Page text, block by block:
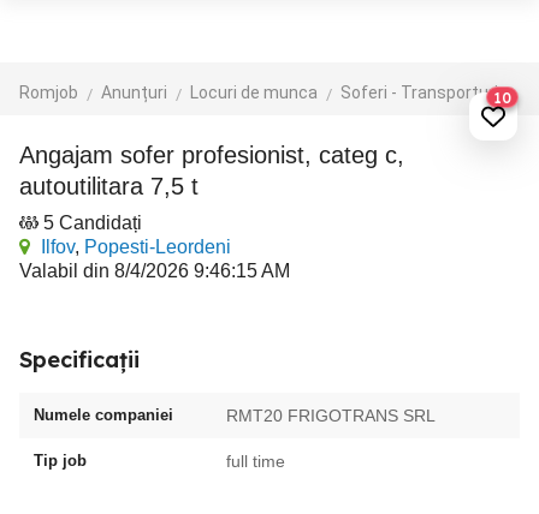
Romjob Anunțuri Locuri de munca Soferi - Transporturi10
Angajam sofer profesionist, categ c,
autoutilitara 7,5 t
5 Candidați
Ilfov, Popesti-Leordeni
Valabil din 8/4/2026 9:46:15 AM
Specificații
Numele companiei RMT20 FRIGOTRANS SRL
Tip job full time